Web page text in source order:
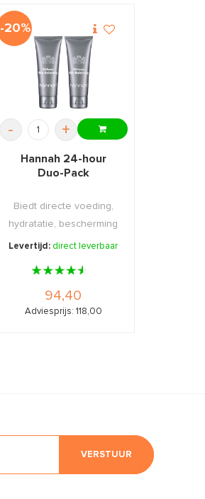
-20%
- +
Hannah 24-hour
Duo-Pack
Biedt directe voeding,
hydratatie, bescherming
en comfort.
Levertijd: direct leverbaar
94,40
Adviesprijs: 118,00
VERSTUUR